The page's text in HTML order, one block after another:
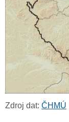
Zdroj dat: ČHMÚ